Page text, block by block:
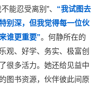
能忍受离别”、 “我试图去
别深，但我觉得每一位伙
谁更重要”。何静所在的
、好学、务实、极富创
很多活力。她还给见益中
图书资源，伙伴彼此间原